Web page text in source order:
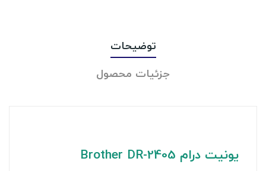
توضیحات
جزئیات محصول
یونیت درام Brother DR-2405